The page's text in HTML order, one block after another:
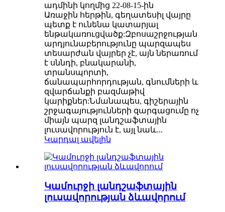
ադմինի կողմից 22-08-15-ին
Առաջին հերթին, գեղատեսիլ վայրը
պետք է ունենա կատարյալ
ենթակառուցվածք:Զբոսաշրջության
արդյունաբերությունը պարզապես
տեսարժան վայրեր չէ, այն ներառում
է սննդի, բնակարանի,
տրանսպորտի,
ճանապարհորդության, գնումների և
զվարճանքի բազմաթիվ
կարիքներ:Նմանապես, գիշերային
շրջագայությունների զարգացումը ոչ
միայն պարզ լանդշաֆտային
լուսավորություն է, այլ նաև...
Կարդալ ավելին
Կամուրջի լանդշաֆտային
լուսավորության ձևավորում